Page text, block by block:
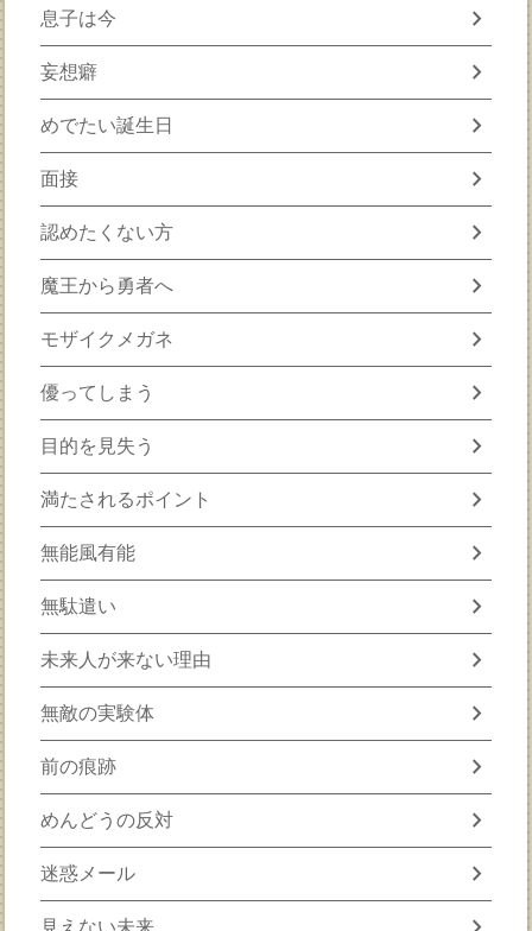
息子は今 chevron_right
妄想癖 chevron_right
めでたい誕生日 chevron_right
面接 chevron_right
認めたくない方 chevron_right
魔王から勇者へ chevron_right
モザイクメガネ chevron_right
優ってしまう chevron_right
目的を見失う chevron_right
満たされるポイント chevron_right
無能風有能 chevron_right
無駄遣い chevron_right
未来人が来ない理由 chevron_right
無敵の実験体 chevron_right
前の痕跡 chevron_right
めんどうの反対 chevron_right
迷惑メール chevron_right
見えない未来